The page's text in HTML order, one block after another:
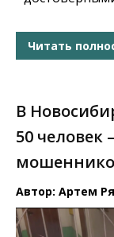
Читать
В
50
Автор: Артем